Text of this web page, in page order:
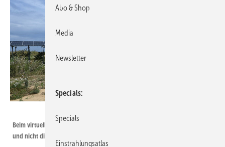
Beim virtuellen PPA wird der Solar- oder Windstrom über das Netz geliefert
und nicht direkt vor Ort erzeugt.
Abo & Shop
Media
Newsletter
Specials
Specials
Einstrahlungsatlas